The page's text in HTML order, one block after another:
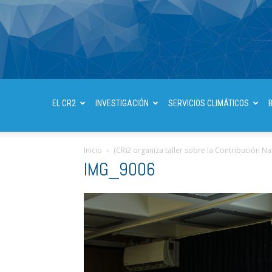
EL CR2 INVESTIGACIÓN SERVICIOS CLIMÁTICOS
Inicio (CR)2 organiza taller sobre la Contribución
IMG_9006